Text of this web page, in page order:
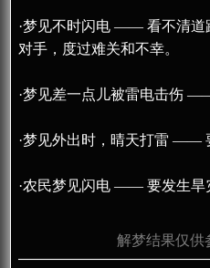
·梦见不时闪电 —— 看不清道
对手，度过难关和不幸。
·梦见差一点儿被雷电击伤
·梦见外出时，晴天打雷 ——
·农民梦见闪电 —— 要发生旱
解梦结果仅供